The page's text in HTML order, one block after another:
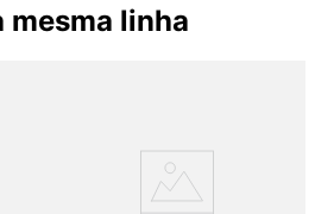
mesma linha